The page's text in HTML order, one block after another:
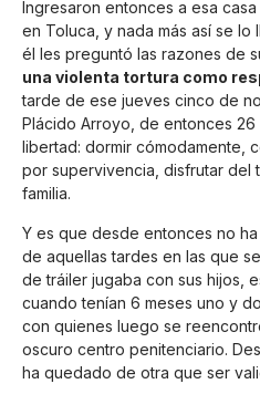
Ingresaron entonces a esa
en Toluca, y nada más así se
él les preguntó las razones de
una violenta tortura como
tarde de ese jueves cinco de
Plácido Arroyo, de entonces
libertad: dormir cómodamente,
por supervivencia, disfrutar del
familia.
Y es que desde entonces no
de aquellas tardes en las que
de tráiler jugaba con sus hijos,
cuando tenían 6 meses uno y
con quienes luego se
oscuro centro penitenciario.
ha quedado de otra que ser